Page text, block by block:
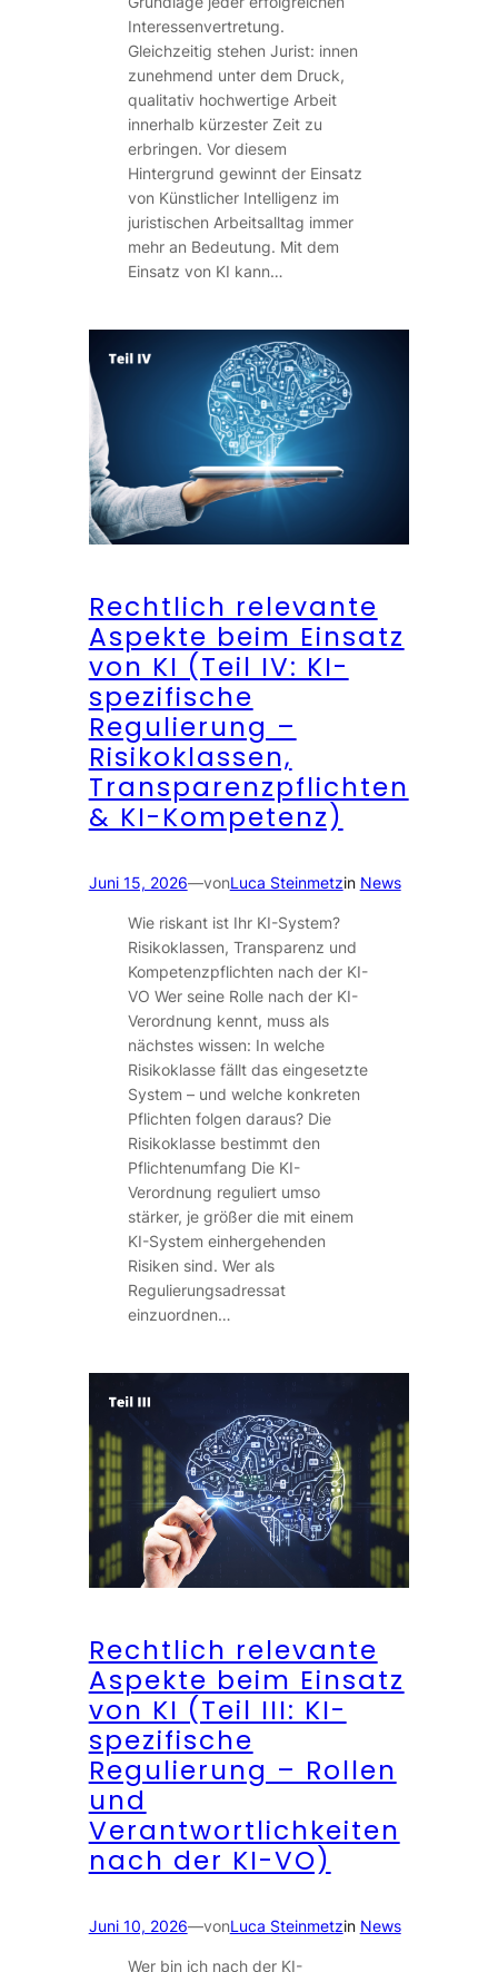
Interessenvertretung.
Gleichzeitig stehen Jurist: innen
zunehmend unter dem Druck,
qualitativ hochwertige Arbeit
innerhalb kürzester Zeit zu
erbringen. Vor diesem
Hintergrund gewinnt der Einsatz
von Künstlicher Intelligenz im
juristischen Arbeitsalltag immer
mehr an Bedeutung. Mit dem
Einsatz von KI kann…
Rechtlich relevante
Aspekte beim Einsatz
von KI (Teil IV: KI-
spezifische
Regulierung –
Risikoklassen,
Transparenzpflichten
& KI-Kompetenz)
Juni 15, 2026—vonLuca Steinmetzin News
Wie riskant ist Ihr KI-System?
Risikoklassen, Transparenz und
Kompetenzpflichten nach der KI-
VO Wer seine Rolle nach der KI-
Verordnung kennt, muss als
nächstes wissen: In welche
Risikoklasse fällt das eingesetzte
System – und welche konkreten
Pflichten folgen daraus? Die
Risikoklasse bestimmt den
Pflichtenumfang Die KI-
Verordnung reguliert umso
stärker, je größer die mit einem
KI-System einhergehenden
Risiken sind. Wer als
Regulierungsadressat
einzuordnen…
Rechtlich relevante
Aspekte beim Einsatz
von KI (Teil III: KI-
spezifische
Regulierung – Rollen
und
Verantwortlichkeiten
nach der KI-VO)
Juni 10, 2026—vonLuca Steinmetzin News
Wer bin ich nach der KI-